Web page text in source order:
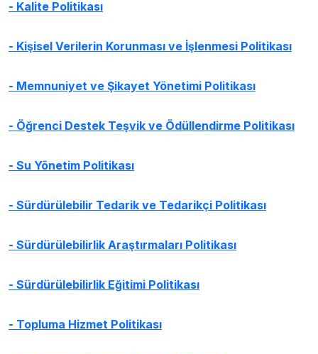
- Kalite Politikası
- Kişisel Verilerin Korunması ve İşlenmesi Politikası
- Memnuniyet ve Şikayet Yönetimi Politikası
- Öğrenci Destek Teşvik ve Ödüllendirme Politikası
- Su Yönetim Politikası
- Sürdürülebilir Tedarik ve Tedarikçi Politikası
- Sürdürülebilirlik Araştırmaları Politikası
- Sürdürülebilirlik Eğitimi Politikası
- Topluma Hizmet Politikası